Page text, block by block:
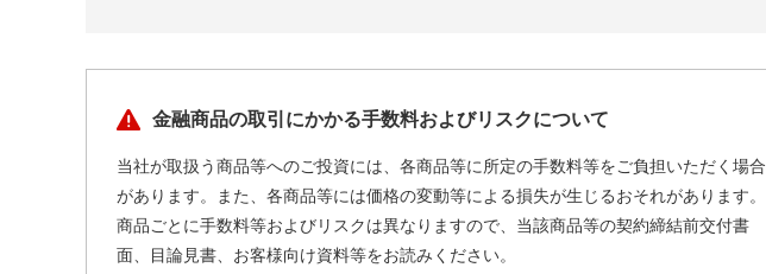
金融商品の取引にかかる手数料およびリスクについて
当社が取扱う商品等へのご投資には、各商品等に所定の手数料等をご負担いただく場合
があります。また、各商品等には価格の変動等による損失が生じるおそれがあります。
商品ごとに手数料等およびリスクは異なりますので、当該商品等の契約締結前交付書
面、目論見書、お客様向け資料等をお読みください。